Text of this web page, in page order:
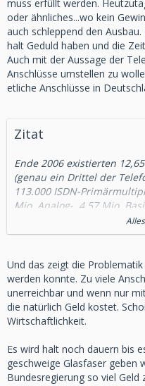
muss erfüllt werden.
oder ähnliches...wo kein
auch schleppend den
halt Geduld haben und die
Auch mit der Aussage der
Anschlüsse umstellen zu
etliche Anschlüsse in
Zitat
Ende 2006 existierten
(genau ein Drittel der
113.000 ISDN-
Mio. Analog-, 4,57 Mio.
Telefonstellen, Tendenz
Haushalte ISDN-
Von 2007 bis 2013 sank
Anschlüsse in
Millionen.
Laut Telekom sollte bis
Bestandskunden
Und das zeigt die
werden konnte. Zu viele
unerreichbar und wenn nur
die natürlich Geld kostet.
Wirtschaftlichkeit.
Es wird halt noch dauern bis
geschweige Glasfaser geben
Bundesregierung so viel